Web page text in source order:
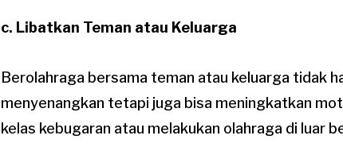
c. Libatkan Teman atau Keluarga
Berolahraga bersama teman atau keluarga tidak
menyenangkan tetapi juga bisa meningkatkan
kelas kebugaran atau melakukan olahraga di luar